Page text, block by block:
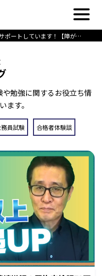
キャリサポでは障がい者試験をサポートしています！【障がい者合格コース】
勉強に関するお役立ち情
ます。
員試験 合格者体験談